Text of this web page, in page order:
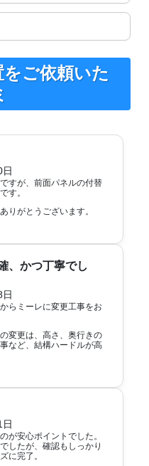
ご依頼いた
すが、前面パネルの付替
す。
りがとうございます。
、かつ丁寧でし
らミーレに変更工事をお
変更は、高さ、奥行きの
など、結構ハードルが高
が安心ポイントでした。
したが、確認もしっかり
に完了。